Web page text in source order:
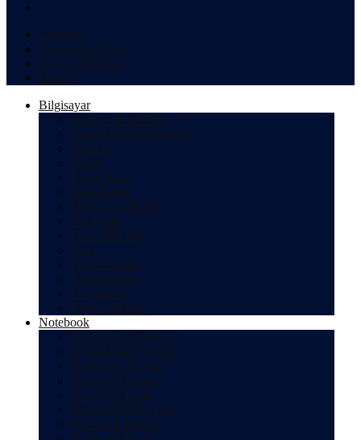
Anasayfa
WhatsApp Destek
Ödeme Bildirimi
İletişim
Bilgisayar
Hazır Sistemler Pc
Arızalı Eksik Sistem Pc
Anakart
İşlemci
Ekran Kartı
Ram Bellek
Hard Disk HDD
Ses Kartı
Dvd - Blu Ray
Kasa
Power Supply
Fan Soğutma
Pcı Kartlar
Klavye Mouse
Notebook
Notebook Bilgisayar
Arızalı Eksik Sistem
Notebook Anakart
Notebook İşlemci
Notebook Ram
Notebook Hard Disk
Notebook Klavye